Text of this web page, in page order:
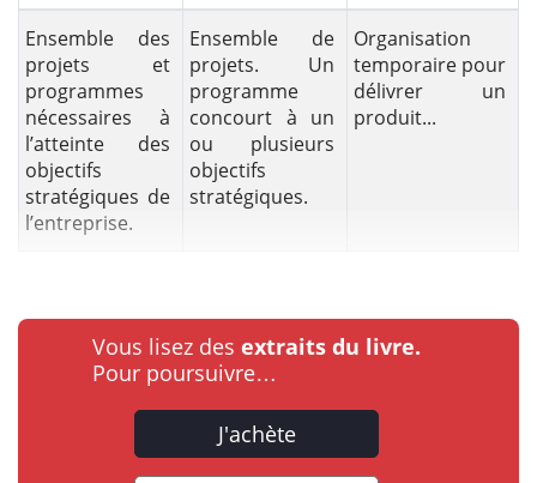
Ensemble des
projets et
programmes
nécessaires à
l’atteinte des
objectifs
stratégiques de
l’entreprise.
Ensemble de
projets. Un
programme
concourt à un
ou plusieurs
objectifs
stratégiques.
Organisation
temporaire pour
délivrer un
produit...
Vous lisez des extraits du livre.
Pour poursuivre…
J'achète